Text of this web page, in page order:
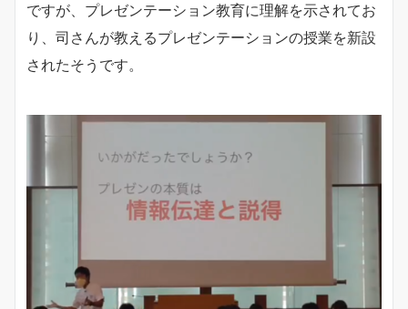
ですが、プレゼンテーション教育に理解を示されてお
り、司さんが教えるプレゼンテーションの授業を新設
されたそうです。